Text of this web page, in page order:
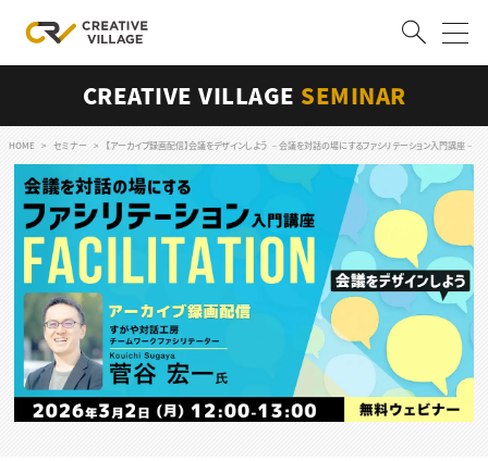
ログイン 会員登録
RECRUIT
クリエイター求人を探す
CREATIVE JOB求人検索
特集求人
採用説明会
転職支援サービス
CONTENTS
スキルアップしたい！
CREATIVE VILLAGE SEMINAR
HOME セミナー 【アーカイブ録画配信】会議をデザインしよう －会議を対話の場にするファシリテーション入門講座－